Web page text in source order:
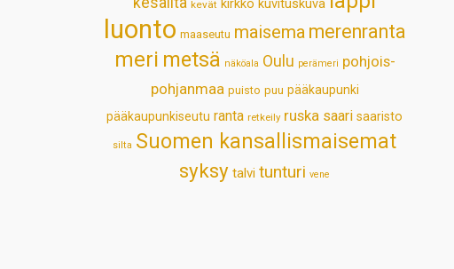
kevät kirkko kuvituskuva
luonto maaseutu maisema merenranta
meri metsä näköala Oulu perämeri pohjois-
pohjanmaa puisto puu pääkaupunki
pääkaupunkiseutu ranta retkeily ruska saari saaristo
silta Suomen kansallismaisemat
syksy talvi tunturi vene